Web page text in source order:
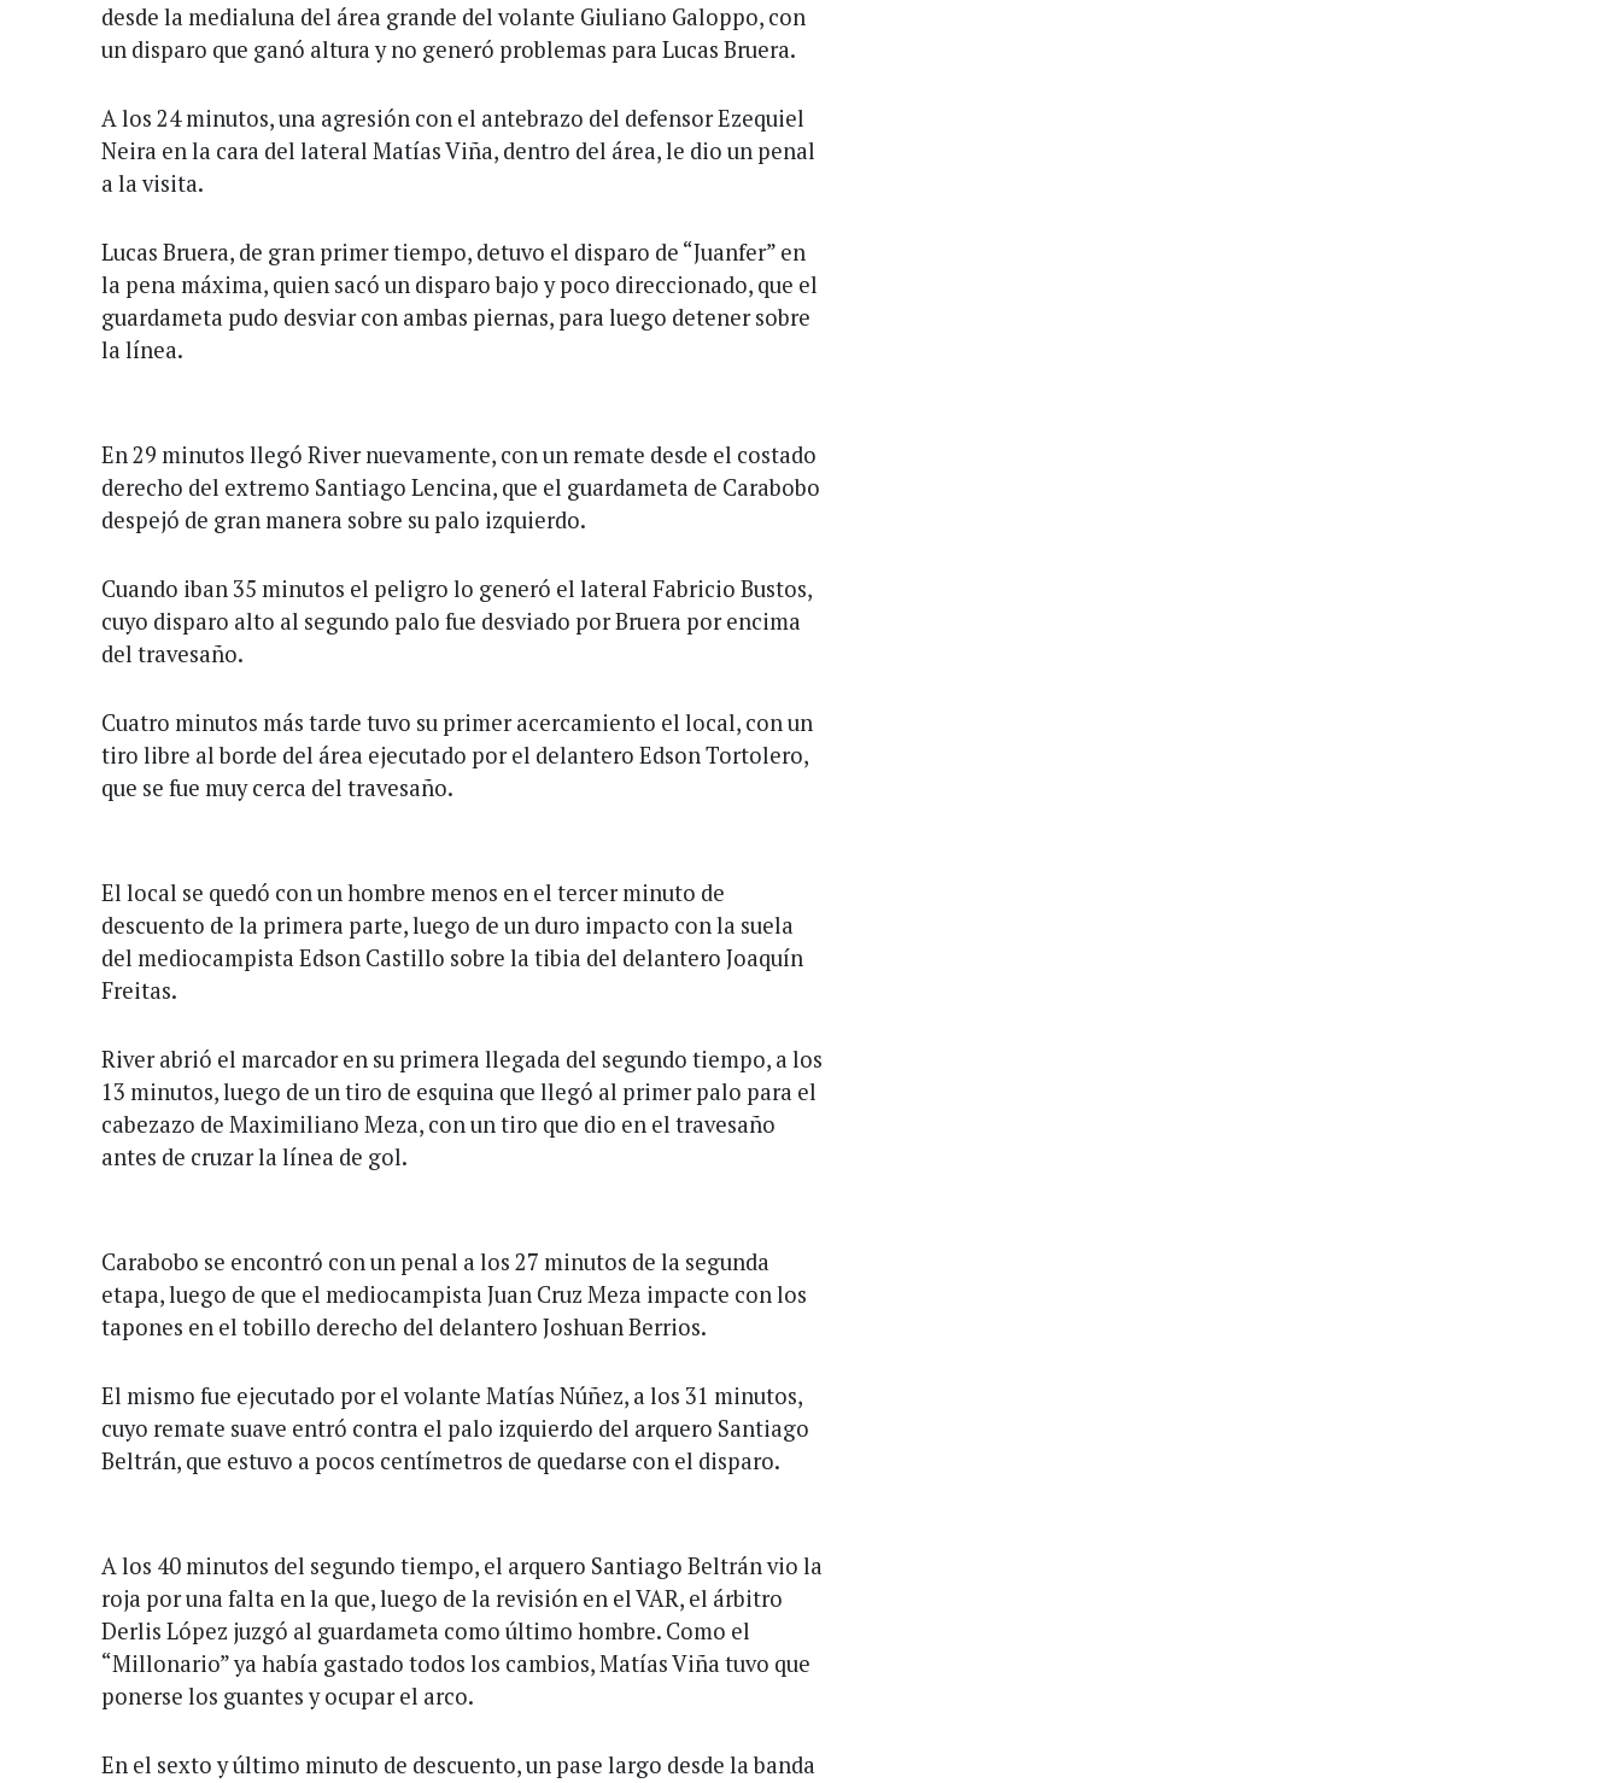
desde la medialuna del área grande del volante Giuliano Galoppo, con
un disparo que ganó altura y no generó problemas para Lucas Bruera.
A los 24 minutos, una agresión con el antebrazo del defensor Ezequiel
Neira en la cara del lateral Matías Viña, dentro del área, le dio un penal
a la visita.
Lucas Bruera, de gran primer tiempo, detuvo el disparo de “Juanfer” en
la pena máxima, quien sacó un disparo bajo y poco direccionado, que el
guardameta pudo desviar con ambas piernas, para luego detener sobre
la línea.
En 29 minutos llegó River nuevamente, con un remate desde el costado
derecho del extremo Santiago Lencina, que el guardameta de Carabobo
despejó de gran manera sobre su palo izquierdo.
Cuando iban 35 minutos el peligro lo generó el lateral Fabricio Bustos,
cuyo disparo alto al segundo palo fue desviado por Bruera por encima
del travesaño.
Cuatro minutos más tarde tuvo su primer acercamiento el local, con un
tiro libre al borde del área ejecutado por el delantero Edson Tortolero,
que se fue muy cerca del travesaño.
El local se quedó con un hombre menos en el tercer minuto de
descuento de la primera parte, luego de un duro impacto con la suela
del mediocampista Edson Castillo sobre la tibia del delantero Joaquín
Freitas.
River abrió el marcador en su primera llegada del segundo tiempo, a los
13 minutos, luego de un tiro de esquina que llegó al primer palo para el
cabezazo de Maximiliano Meza, con un tiro que dio en el travesaño
antes de cruzar la línea de gol.
Carabobo se encontró con un penal a los 27 minutos de la segunda
etapa, luego de que el mediocampista Juan Cruz Meza impacte con los
tapones en el tobillo derecho del delantero Joshuan Berrios.
El mismo fue ejecutado por el volante Matías Núñez, a los 31 minutos,
cuyo remate suave entró contra el palo izquierdo del arquero Santiago
Beltrán, que estuvo a pocos centímetros de quedarse con el disparo.
A los 40 minutos del segundo tiempo, el arquero Santiago Beltrán vio la
roja por una falta en la que, luego de la revisión en el VAR, el árbitro
Derlis López juzgó al guardameta como último hombre. Como el
“Millonario” ya había gastado todos los cambios, Matías Viña tuvo que
ponerse los guantes y ocupar el arco.
En el sexto y último minuto de descuento, un pase largo desde la banda